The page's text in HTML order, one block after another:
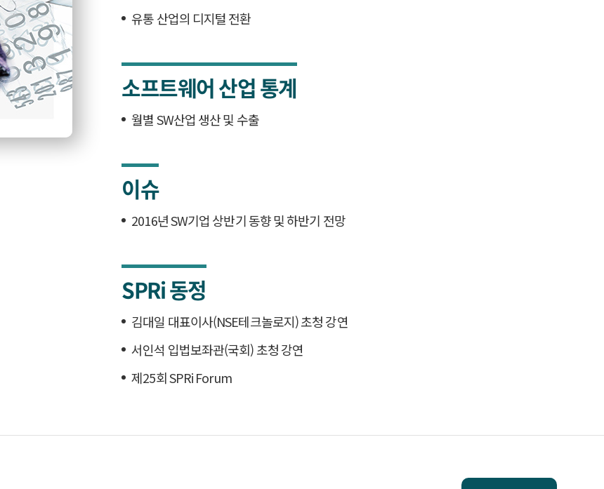
유통 산업의 디지털 전환
소프트웨어 산업 통계
월별 SW산업 생산 및 수출
이슈
2016년 SW기업 상반기 동향 및 하반기 전망
SPRi 동정
김대일 대표이사(NSE테크놀로지) 초청 강연
서인석 입법보좌관(국회) 초청 강연
제25회 SPRi Forum